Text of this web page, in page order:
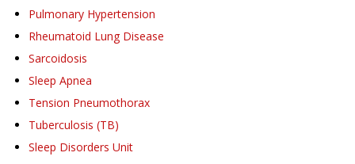
Pulmonary Hypertension
Rheumatoid Lung Disease
Sarcoidosis
Sleep Apnea
Tension Pneumothorax
Tuberculosis (TB)
Sleep Disorders Unit